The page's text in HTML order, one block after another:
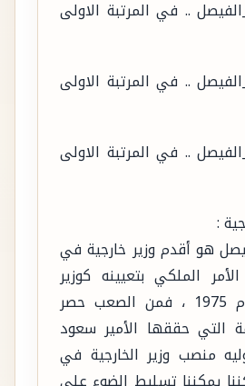
:
هو أقدم وزير خارجية في
الملكي بتعيينه كوزير
للخارجية في عام 1975 ، فمن الصعب حصر
التي حققها الأمير سعود
منصب وزير الخارجية في